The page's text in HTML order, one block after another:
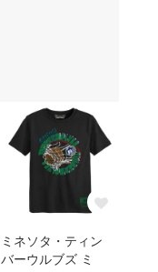
ミネソタ・ティン
バーウルブズ ミ